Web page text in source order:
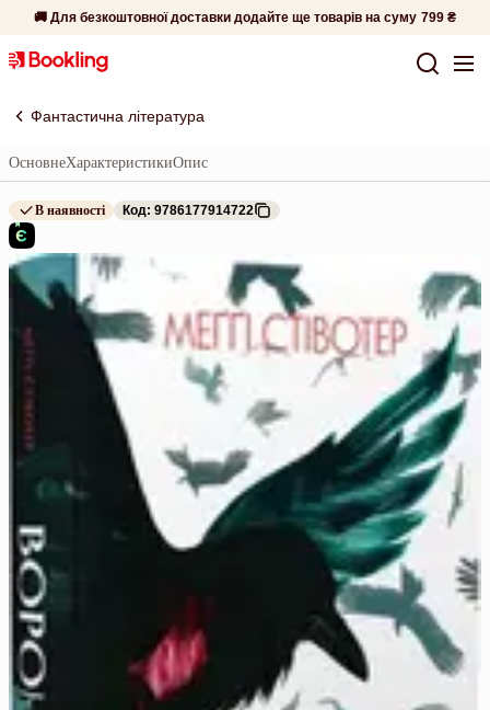
🚚 Для безкоштовної доставки додайте ще товарів на суму 799 ₴
Фантастична література
ОсновнеХарактеристикиОпис
В наявності Код: 9786177914722